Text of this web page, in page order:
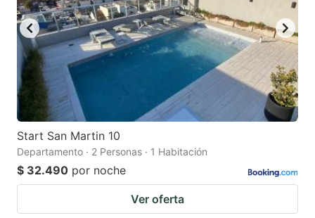
Start San Martin 10
Departamento · 2 Personas · 1 Habitación
$ 32.490 por noche
Ver oferta